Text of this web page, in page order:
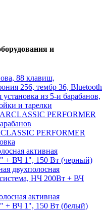
и
88 клавиш,
256, тембр 36, Bluetooth
из 5-и барабанов,
и тарелки
PERFORMER
PERFORMER
активная
+ ВЧ 1", 150 Вт (черный)
двухполосная
система, НЧ 200Вт + ВЧ
активная
+ ВЧ 1", 150 Вт (белый)